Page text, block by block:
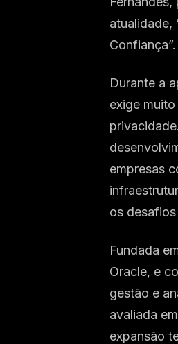
atualidade,
Confiança”.
Durante a
exige
empresas
os
Fundada
Oracle, e
gestão e
avaliada
expansão